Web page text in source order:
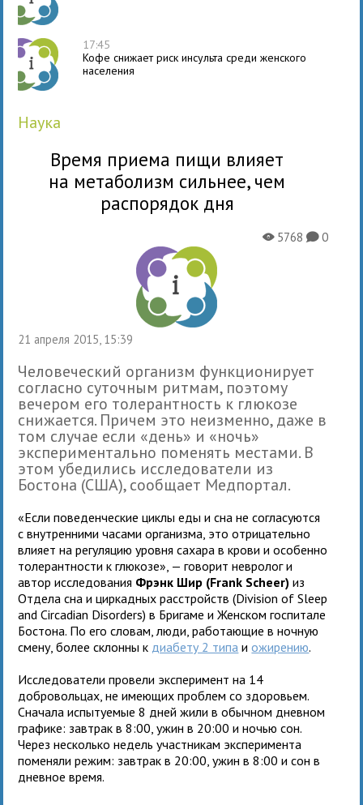
17:45
Кофе снижает риск инсульта среди женского
населения
наука
Время приема пищи влияет
на метаболизм сильнее, чем
распорядок дня
21 апреля 2015, 15:39
X5768K0
Человеческий организм функционирует
согласно суточным ритмам, поэтому
вечером его толерантность к глюкозе
снижается. Причем это неизменно, даже в
том случае если «день» и «ночь»
экспериментально поменять местами. В
этом убедились исследователи из
Бостона (США), сообщает Медпортал.
«Если поведенческие циклы еды и сна не согласуются
с внутренними часами организма, это отрицательно
влияет на регуляцию уровня сахара в крови и особенно
толерантности к глюкозе», — говорит невролог и
автор исследования Фрэнк Шир (Frank Scheer) из
Отдела сна и циркадных расстройств (Division of Sleep
and Circadian Disorders) в Бригаме и Женском госпитале
Бостона. По его словам, люди, работающие в ночную
смену, более склонны к диабету 2 типа иожирению.
Исследователи провели эксперимент на 14
добровольцах, не имеющих проблем со здоровьем.
Сначала испытуемые 8 дней жили в обычном дневном
графике: завтрак в 8:00, ужин в 20:00 и ночью сон.
Через несколько недель участникам эксперимента
поменяли режим: завтрак в 20:00, ужин в 8:00 и сон в
дневное время.